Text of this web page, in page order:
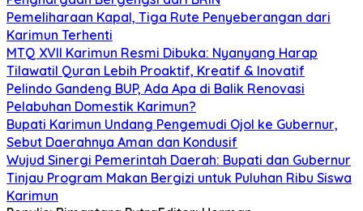
Pemeliharaan Kapal, Tiga Rute Penyeberangan dari
Karimun Terhenti
MTQ XVII Karimun Resmi Dibuka: Nyanyang Harap
Tilawatil Quran Lebih Proaktif, Kreatif & Inovatif
Pelindo Gandeng BUP, Ada Apa di Balik Renovasi
Pelabuhan Domestik Karimun?
Bupati Karimun Undang Pengemudi Ojol ke Gubernur,
Sebut Daerahnya Aman dan Kondusif
Wujud Sinergi Pemerintah Daerah: Bupati dan Gubernur
Tinjau Program Makan Bergizi untuk Puluhan Ribu Siswa
Karimun